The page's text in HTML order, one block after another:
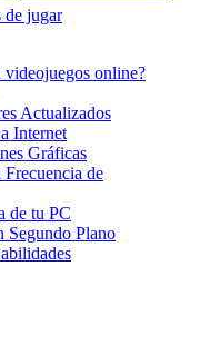
de jugar
videojuegos online?
Actualizados
Internet
Gráficas
de
de tu PC
Segundo Plano